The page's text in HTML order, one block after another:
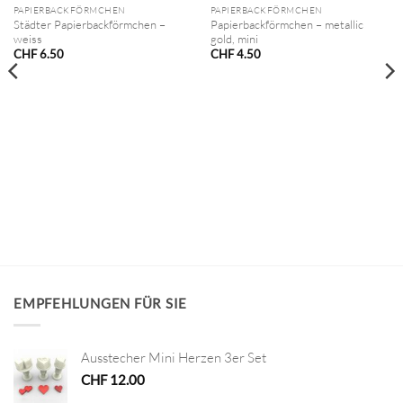
PAPIERBACKFÖRMCHEN
Städter Papierbackförmchen –
weiss
CHF6.50
PAPIERBACKFÖRMCHEN
Papierbackförmchen – metallic
gold, mini
CHF4.50
EMPFEHLUNGEN FÜR SIE
Ausstecher Mini Herzen 3er Set
CHF12.00